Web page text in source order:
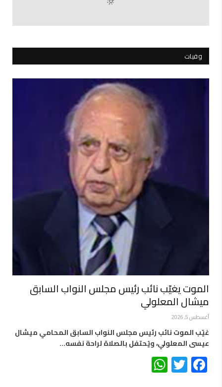
وفيات
الموت يغيّب نائب رئيس مجلس النواب السابق
ميشال المعلولي
أغسطس 5, 2026
غيّب الموت نائب رئيس مجلس النواب السابق المحامي ميشال
عيسى المعلولي، ويُحتفل بالصلاة لراحة نفسه…
Facebook
Twitter